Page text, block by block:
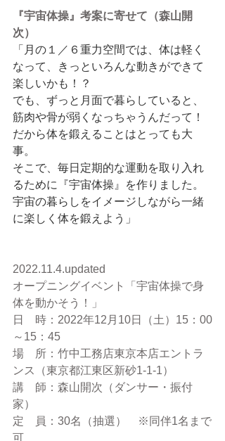
『宇宙体操』考案に寄せて（森山開
次）
「⽉の１／６重⼒空間では、体は軽く
なって、きっといろんな動きができて
楽しいかも！？
でも、ずっと⽉⾯で暮らしていると、
筋⾁や⾻が弱くなっちゃうんだって！
だから体を鍛えることはとっても⼤
事。
そこで、毎⽇定期的な運動を取り⼊れ
るために『宇宙体操』を作りました。
宇宙の暮らしをイメージしながら⼀緒
に楽しく体を鍛えよう」
2022.11.4.updated
オープニングイベント「宇宙体操で身
体を動かそう！」
日　時：2022年12月10日（土）15：00
～15：45
場　所：竹中工務店東京本店エントラ
ンス（東京都江東区新砂1-1-1）
講　師：森山開次（ダンサー・振付
家）
定　員：30名（抽選）　※同伴1名まで
可